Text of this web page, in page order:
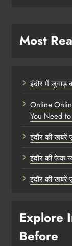
Most
इंदौर में जुगाड़
Online
You Need
इंदौर की
इंदौर की फेक
इंदौर की
Explore
Before